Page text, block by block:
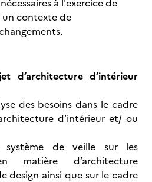
à l'exercice de
contexte de
d’architecture d’intérieur
des besoins dans le cadre
d’intérieur et/ ou
système de veille sur les
matière d’architecture
design ainsi que sur le cadre